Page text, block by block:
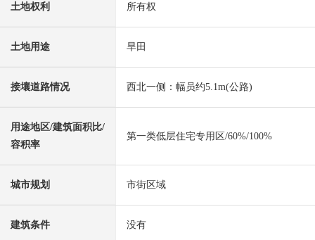
土地权利 所有权
土地用途 旱田
接壤道路情况 西北一侧：幅员约5.1m(公路)
用途地区/建筑面积比/
容积率
第一类低层住宅专用区/60%/100%
城市规划 市街区域
建筑条件 没有